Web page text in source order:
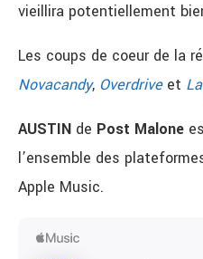
vieillira potentiellement
Les coups de coeur de la
Novacandy, Overdriveet
AUSTIN de Post Malone
l’ensemble des
Apple Music.